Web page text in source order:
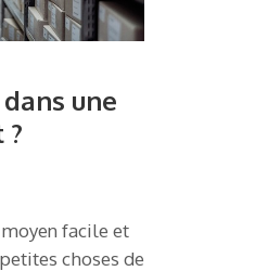
une
?
moyen facile et
choses de